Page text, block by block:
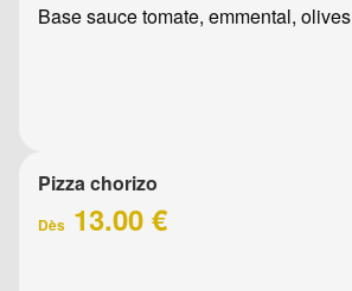
Base sauce tomate, emmental, olives
Pizza chorizo
Dès 13.00 €